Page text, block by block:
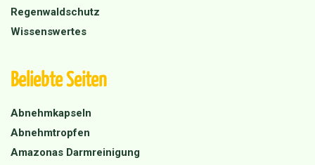
Regenwaldschutz
Wissenswertes
Beliebte Seiten
Abnehmkapseln
Abnehmtropfen
Amazonas Darmreinigung